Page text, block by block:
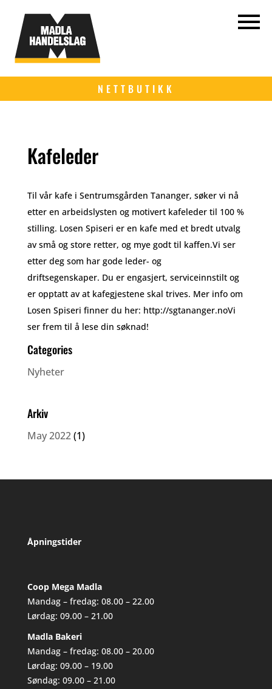
NETTBUTIKK
Kafeleder
Til vår kafe i Sentrumsgården Tananger, søker vi nå
etter en arbeidslysten og motivert kafeleder til 100 %
stilling. Losen Spiseri er en kafe med et bredt utvalg
av små og store retter, og mye godt til kaffen.Vi ser
etter deg som har gode leder- og
driftsegenskaper. Du er engasjert, serviceinnstilt og
er opptatt av at kafegjestene skal trives. Mer info om
Losen Spiseri finner du her: http://sgtananger.noVi
ser frem til å lese din søknad!
Categories
Nyheter
Arkiv
May 2022(1)
Åpningstider
Coop Mega Madla
Mandag – fredag: 08.00 – 22.00
Lørdag: 09.00 – 21.00
Madla Bakeri
Mandag – fredag: 08.00 – 20.00
Lørdag: 09.00 – 19.00
Søndag: 09.00 – 21.00